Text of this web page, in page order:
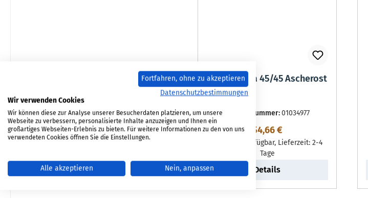
Schmid Lina 45/45 Ascherost
Produktnummer:01034977
Regulärer Preis:
54,66 €
Sofort verfügbar, Lieferzeit: 2-4
Tage
Details
Fortfahren, ohne zu akzeptieren
Datenschutzbestimmungen
Wir verwenden Cookies
Wir können diese zur Analyse unserer Besucherdaten platzieren, um unsere
Webseite zu verbessern, personalisierte Inhalte anzuzeigen und Ihnen ein
großartiges Webseiten-Erlebnis zu bieten. Für weitere Informationen zu den von uns
verwendeten Cookies öffnen Sie die Einstellungen.
Alle akzeptieren Nein, anpassen